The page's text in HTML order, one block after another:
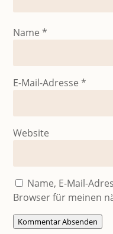
Name*
E-Mail-Adresse*
Website
Name, E-Mail-
Browser für meinen
Kommentar Absenden